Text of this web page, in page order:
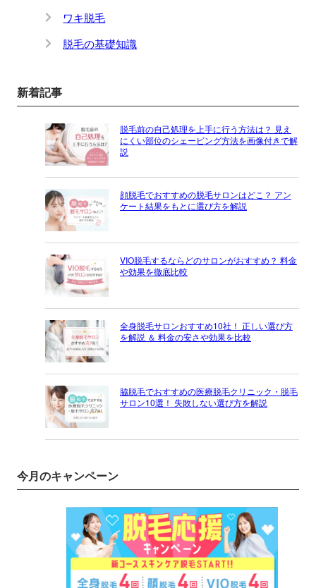
ワキ脱毛
脱毛の基礎知識
新着記事
脱毛前の自己処理を上手に行う方法は？ 見え
にくい部位のシェービング方法を画像付きで解
説
顔脱毛でおすすめの脱毛サロンはどこ？ アン
ケート結果をもとに選び方を解説
VIO脱毛するならどのサロンがおすすめ？ 料金
や効果を徹底比較
全身脱毛サロンおすすめ10社！ 正しい選び方
を解説 ＆ 料金の安さや効果を比較
脇脱毛でおすすめの医療脱毛クリニック・脱毛
サロン10選！ 失敗しない選び方を解説
今月のキャンペーン